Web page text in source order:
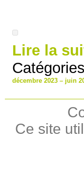
Lire la
décembre 2023 – juin
Ce site